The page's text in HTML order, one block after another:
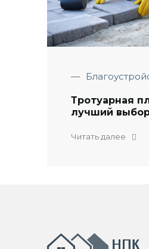
—
Тротуарная
лучший
Читать далее